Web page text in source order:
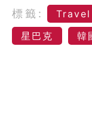
標籤: Travel
星巴克
韓